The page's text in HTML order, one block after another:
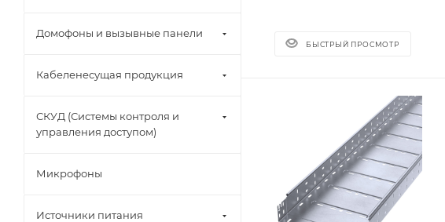
БЫСТРЫЙ ПРОСМОТР
Домофоны и вызывные панели
Кабеленесущая продукция
СКУД (Системы контроля и
управления доступом)
Микрофоны
Источники питания